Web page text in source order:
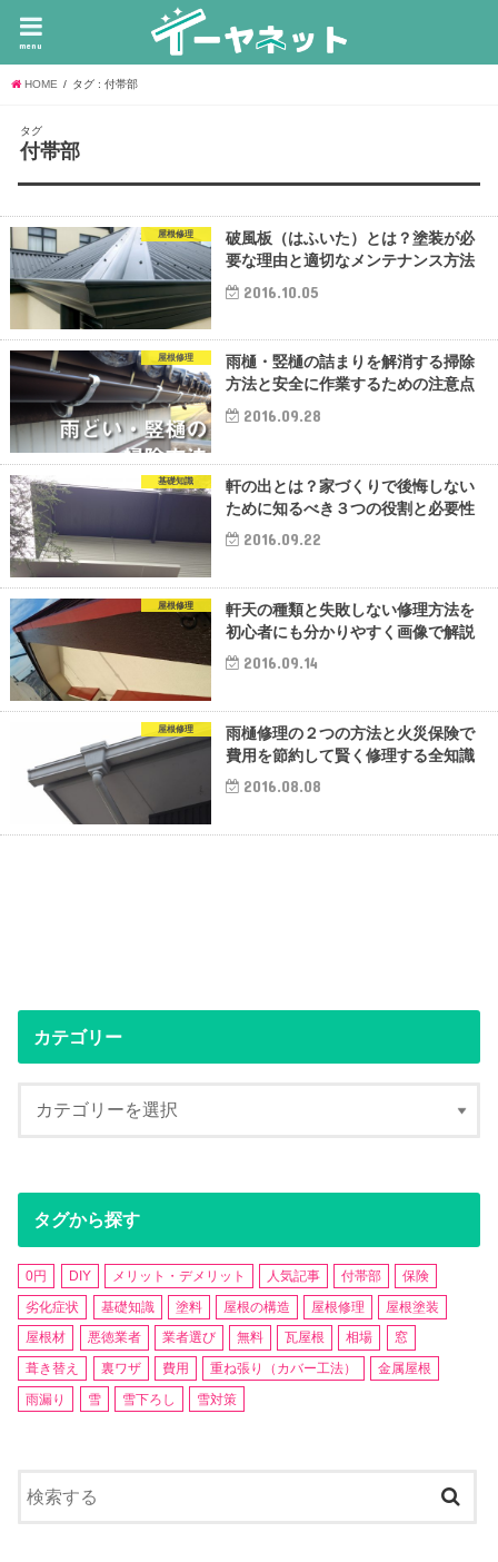
menu
HOME タグ : 付帯部
タグ
付帯部
屋根修理
破風板（はふいた）とは？塗装が必
要な理由と適切なメンテナンス方法
2016.10.05
屋根修理
雨樋・竪樋の詰まりを解消する掃除
方法と安全に作業するための注意点
2016.09.28
基礎知識
軒の出とは？家づくりで後悔しない
ために知るべき３つの役割と必要性
2016.09.22
屋根修理
軒天の種類と失敗しない修理方法を
初心者にも分かりやすく画像で解説
2016.09.14
屋根修理
雨樋修理の２つの方法と火災保険で
費用を節約して賢く修理する全知識
2016.08.08
カテゴリー
タグから探す
0円 DIY メリット・デメリット 人気記事 付帯部
保険
劣化症状
基礎知識 塗料 屋根の構造 屋根修理
屋根塗装
屋根材
悪徳業者 業者選び 無料 瓦屋根 相場
窓
葺き替え
裏ワザ 費用 重ね張り（カバー工法）
金属屋根
雨漏り
雪 雪下ろし 雪対策